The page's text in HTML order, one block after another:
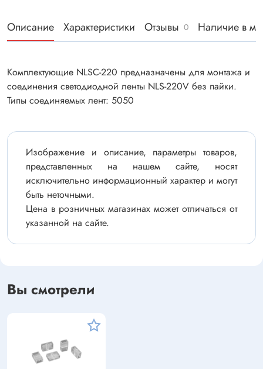
Описание Характеристики Отзывы 0 Наличие в
Комплектующие NLSC-220 предназначены для монтажа и
соединения светодиодной ленты NLS-220V без пайки.
Типы соединяемых лент: 5050
Изображение и описание, параметры товаров,
представленных на нашем сайте, носят
исключительно информационный характер и могут
быть неточными.
Цена в розничных магазинах может отличаться от
указанной на сайте.
Вы смотрели